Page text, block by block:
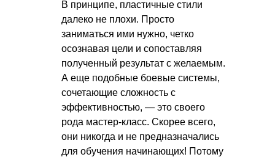
В принципе, пластичные стили
далеко не плохи. Просто
заниматься ими нужно, четко
осознавая цели и сопоставляя
полученный результат с желаемым.
А еще подобные боевые системы,
сочетающие сложность с
эффективностью, — это своего
рода мастер-класс. Скорее всего,
они никогда и не предназначались
для обучения начинающих! Потому